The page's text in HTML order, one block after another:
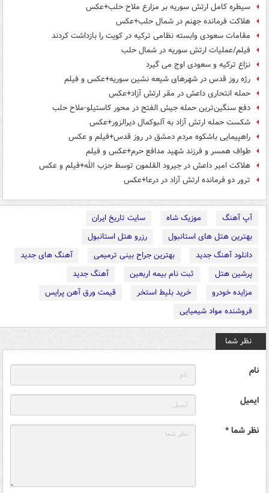
سیطره کامل ارتش سوریه بر مزارع ملاح حلب+عکس
هلاکت فرمانده جهنم در شمال حلب+عکس
مقامات سعودی وابسته نظامی ترکیه در کویت را بازداشت کردند
فیلم/عملیات ارتش سوریه در شمال حلب
نزاع ترکیه و سعودی اوج می گیرد
رژه روز قدس در شهرهای شیعه نشین سوریه+عکس و فیلم
حمله انتحاری داعش در مقر ارتش آزاد+عکس
دفع سنگین‌ترین حمله جیش الفتح در محور کاستیلو-ملاح حلب
شکست حمله ارتش آزاد به آلبوکمال دیرالزور+عکس
راهپیمایی باشکوه مردم دمشق در روز قدس+فیلم و عکس
طواف همسر و فرزند شهید مدافع حرم+عکس و فیلم
هلاکت امیر داعش در جیرود القلمون توسط حزب الله+فیلم و عکس
ترور دو فرمانده ارتش آزاد در درعا+عکس
آپ آهنگ موزیک شاه
سایت تاریخ ایران
بهترین هتل های استانبول
رزرو هتل استانبول
دانلود آهنگ جدید
بهترین جراح بینی ترمیمی
آهنگ های جدید
پرشین هتل
ثبت نام بیمه اربعین
آهنگ جدید
مزایده خودرو
خرید بلیط استخر
قیمت ورق آهن پرایس
فروشنده مواد شیمیایی
نظر شما
نام
ایمیل
نظر شما *